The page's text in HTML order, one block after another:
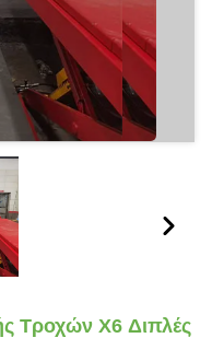
Τροχών X6 Διπλές